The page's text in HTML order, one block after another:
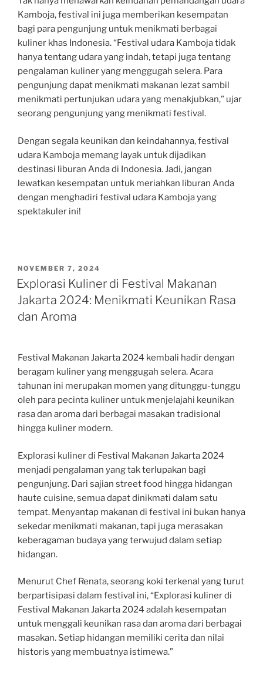
Kamboja, festival ini juga memberikan kesempatan
bagi para pengunjung untuk menikmati berbagai
kuliner khas Indonesia. “Festival udara Kamboja tidak
hanya tentang udara yang indah, tetapi juga tentang
pengalaman kuliner yang menggugah selera. Para
pengunjung dapat menikmati makanan lezat sambil
menikmati pertunjukan udara yang menakjubkan,” ujar
seorang pengunjung yang menikmati festival.
Dengan segala keunikan dan keindahannya, festival
udara Kamboja memang layak untuk dijadikan
destinasi liburan Anda di Indonesia. Jadi, jangan
lewatkan kesempatan untuk meriahkan liburan Anda
dengan menghadiri festival udara Kamboja yang
spektakuler ini!
POSTED
ON
NOVEMBER 7, 2024
Explorasi Kuliner di Festival Makanan
Jakarta 2024: Menikmati Keunikan Rasa
dan Aroma
Festival Makanan Jakarta 2024 kembali hadir dengan
beragam kuliner yang menggugah selera. Acara
tahunan ini merupakan momen yang ditunggu-tunggu
oleh para pecinta kuliner untuk menjelajahi keunikan
rasa dan aroma dari berbagai masakan tradisional
hingga kuliner modern.
Explorasi kuliner di Festival Makanan Jakarta 2024
menjadi pengalaman yang tak terlupakan bagi
pengunjung. Dari sajian street food hingga hidangan
haute cuisine, semua dapat dinikmati dalam satu
tempat. Menyantap makanan di festival ini bukan hanya
sekedar menikmati makanan, tapi juga merasakan
keberagaman budaya yang terwujud dalam setiap
hidangan.
Menurut Chef Renata, seorang koki terkenal yang turut
berpartisipasi dalam festival ini, “Explorasi kuliner di
Festival Makanan Jakarta 2024 adalah kesempatan
untuk menggali keunikan rasa dan aroma dari berbagai
masakan. Setiap hidangan memiliki cerita dan nilai
historis yang membuatnya istimewa.”